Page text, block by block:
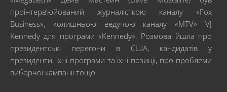
проінтерв’юйований журналісткою каналу «Fox
Business», колишньою ведучою каналу «MTV» VJ
Kennedy для програми «Kennedy». Розмова йшла про
президентські перегони в США, кандидатів у
президенти, їхні програми та їхні позиції, про проблеми
виборчої кампанії тощо.